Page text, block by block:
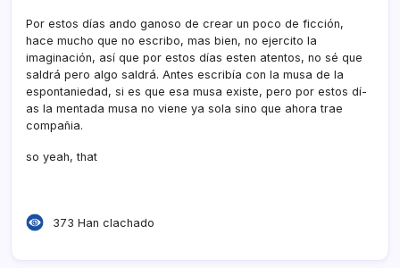
Por estos dí­as ando ganoso de crear un poco de ficción,
hace mucho que no escribo, mas bien, no ejercito la
imaginación, así­ que por estos dí­as esten atentos, no sé que
saldrá pero algo saldrá. Antes escribí­a con la musa de la
espontaniedad, si es que esa musa existe, pero por estos dí­
as la mentada musa no viene ya sola sino que ahora trae
compañia.
so yeah, that
373 Han clachado